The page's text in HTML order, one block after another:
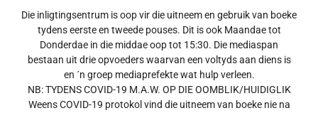
Die inligtingsentrum is oop vir die uitneem en gebruik van boeke
tydens eerste en tweede pouses. Dit is ook Maandae tot
Donderdae in die middae oop tot 15:30. Die mediaspan
bestaan uit drie opvoeders waarvan een voltyds aan diens is
en ´n groep mediaprefekte wat hulp verleen.
NB: TYDENS COVID-19 M.A.W. OP DIE OOMBLIK/HUIDIGLIK
Weens COVID-19 protokol vind die uitneem van boeke nie na